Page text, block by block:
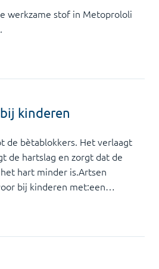
werkzame stof in Metoprololi
kinderen
de bètablokkers. Het verlaagt
de hartslag en zorgt dat de
hart minder is.Artsen
bij kinderen met:een…